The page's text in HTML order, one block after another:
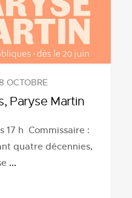
OCTOBRE
Paryse Martin
17 h Commissaire :
quatre décennies,
...